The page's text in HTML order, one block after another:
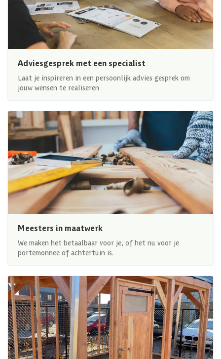
Adviesgesprek met een specialist
Laat je inspireren in een persoonlijk advies gesprek om
jouw wensen te realiseren
Meesters in maatwerk
We maken het betaalbaar voor je, of het nu voor je
portemonnee of achtertuin is.